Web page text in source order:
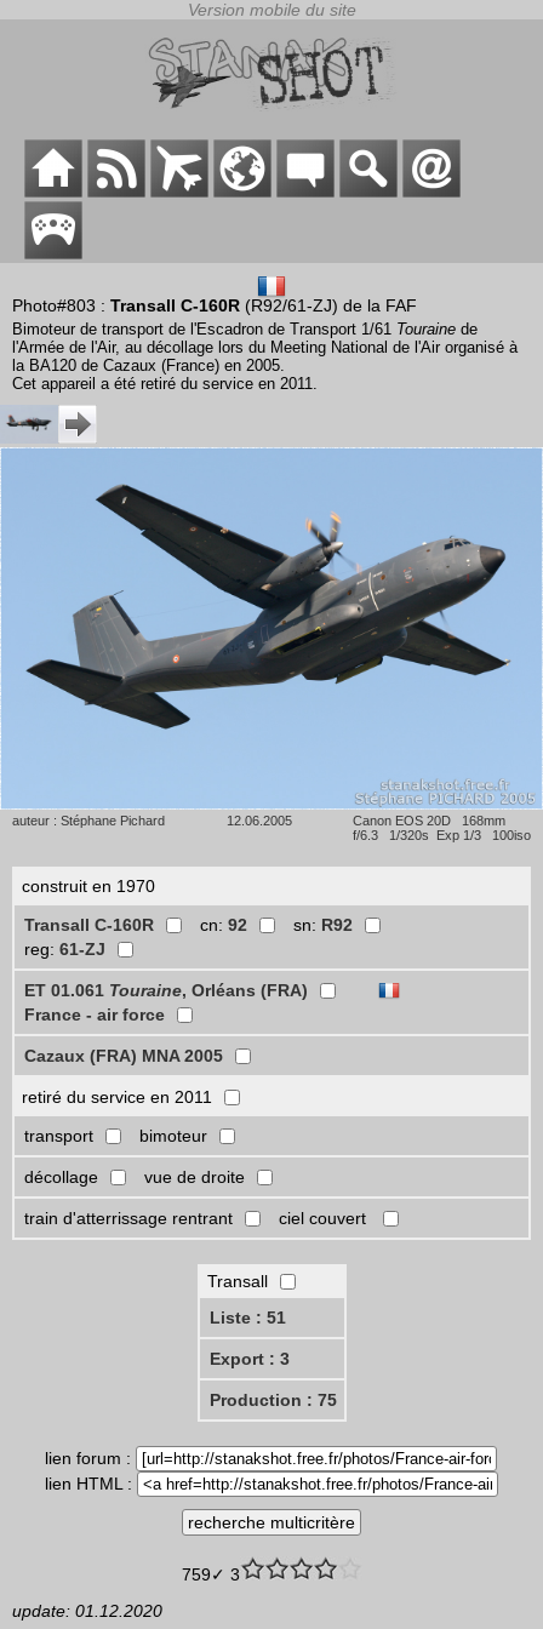
Photo#803 : Transall C-160R (R92/61-ZJ) de la FAF
Bimoteur de transport de l'Escadron de Transport 1/61 Touraine de
l'Armée de l'Air, au décollage lors du Meeting National de l'Air organisé à
la BA120 de Cazaux (France) en 2005.
Cet appareil a été retiré du service en 2011.
auteur : Stéphane Pichard 12.06.2005
Canon EOS 20D 168mm
f/6.3 1/320s Exp 1/3 100iso
construit en 1970
Transall C-160R
cn: 92 sn: R92
reg: 61-ZJ
ET 01.061 Touraine, Orléans (FRA)
France - air force
Cazaux (FRA) MNA 2005
retiré du service en 2011
transport
bimoteur
décollage vue de droite
train d'atterrissage rentrant ciel couvert
Transall
Liste : 51
Export : 3
Production : 75
lien forum :
lien HTML :
759✓ 3
update: 01.12.2020